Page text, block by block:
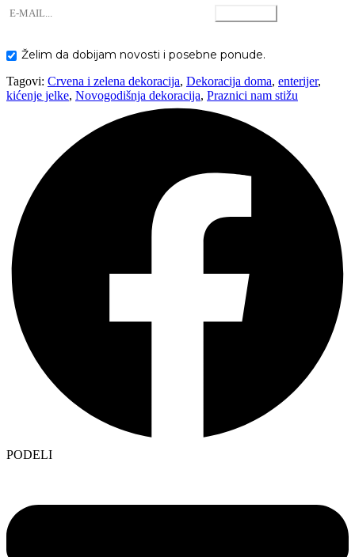
Želim da dobijam novosti i posebne ponude.
Tagovi: Crvena i zelena dekoracija, Dekoracija doma, enterijer,
kićenje jelke, Novogodišnja dekoracija, Praznici nam stižu
PODELI